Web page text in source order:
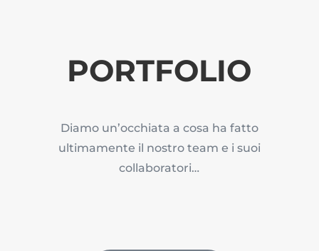
PORTFOLIO
Diamo un’occhiata a cosa ha fatto
ultimamente il nostro team e i suoi
collaboratori…